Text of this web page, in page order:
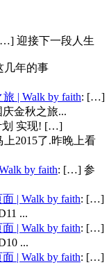
迎接下一段人生
年的事
| Walk by faith: […]
金秋之旅...
实现! […]
2015了.昨晚上看
by faith: […] 参
| Walk by faith: […]
...
| Walk by faith: […]
...
| Walk by faith: […]